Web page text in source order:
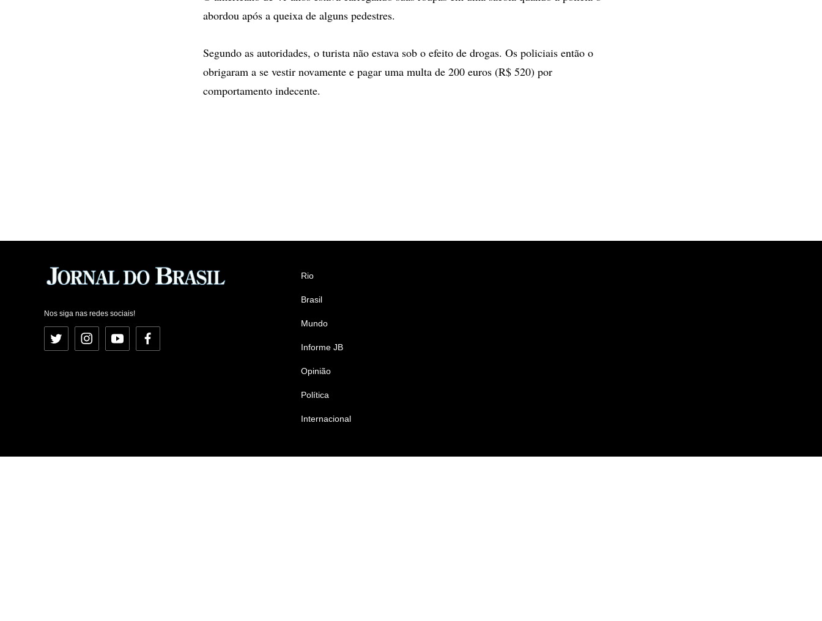
abordou após a queixa de alguns pedestres.
Segundo as autoridades, o turista não estava sob o efeito de drogas. Os policiais então o
obrigaram a se vestir novamente e pagar uma multa de 200 euros (R$ 520) por
comportamento indecente.
Nos siga nas redes sociais!
Twitter InstagramYouTubeFacebook
Rio
Brasil
Mundo
Informe JB
Opinião
Política
Internacional